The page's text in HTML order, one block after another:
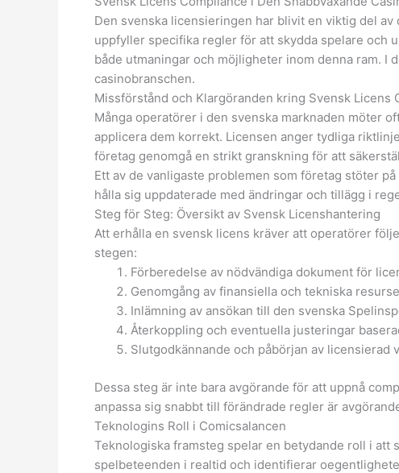
Den svenska licensieringen har blivit en viktig del
uppfyller specifika regler för att skydda spelare och
både utmaningar och möjligheter inom denna ram.
casinobranschen.
Missförstånd och Klargöranden kring Svensk Licens
Många operatörer i den svenska marknaden möter
applicera dem korrekt. Licensen anger tydliga
företag genomgå en strikt granskning för att
Ett av de vanligaste problemen som företag stöter
hålla sig uppdaterade med ändringar och tillägg i
Steg för Steg: Översikt av Svensk Licenshantering
Att erhålla en svensk licens kräver att operatörer
stegen:
Förberedelse av nödvändiga dokument för
Genomgång av finansiella och tekniska
Inlämning av ansökan till den svenska
Återkoppling och eventuella justeringar
Slutgodkännande och påbörjan av licensierad
Dessa steg är inte bara avgörande för att uppnå
anpassa sig snabbt till förändrade regler är
Teknologins Roll i Comicsalancen
Teknologiska framsteg spelar en betydande roll i
spelbeteenden i realtid och identifierar